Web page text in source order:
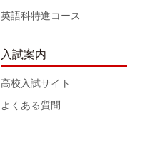
英語科特進コース
入試案内
高校入試サイト
よくある質問